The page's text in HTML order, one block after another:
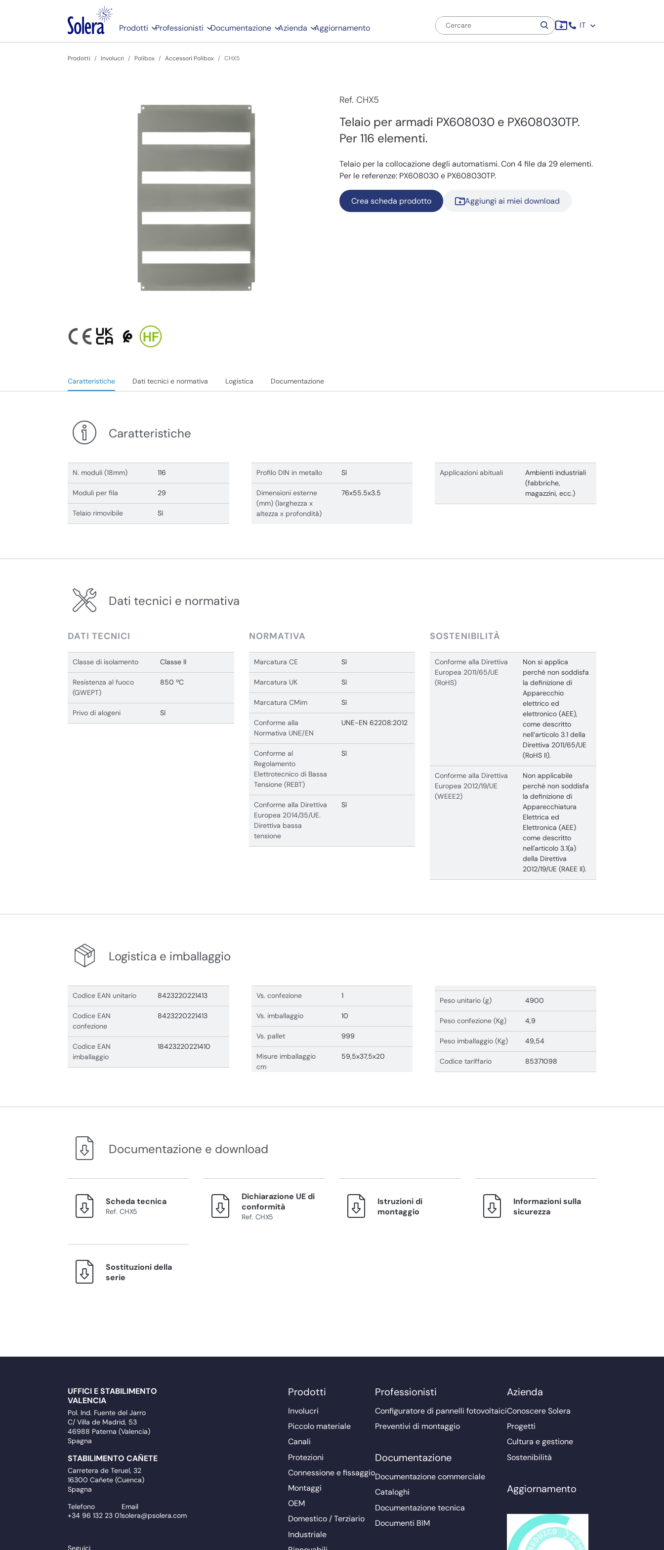
Prodotti Professionisti Documentazione Azienda Aggiornamento IT
Prodotti Involucri Polibox Accessori Polibox CHX5
Ref. CHX5
Telaio per armadi PX608030 e PX608030TP.
Per 116 elementi.
Telaio per la collocazione degli automatismi. Con 4 file da 29 elementi.
Per le referenze: PX608030 e PX608030TP.
Crea scheda prodotto Aggiungi ai miei download
Caratteristiche Dati tecnici e normativa Logistica Documentazione
Caratteristiche
N. moduli (18mm) 116
Moduli per fila 29
Telaio rimovibile Sì
Profilo DIN in metallo Sì
Dimensioni esterne
(mm) (larghezza x
altezza x profondità)
76x55.5x3.5
Applicazioni abituali
Ambienti industriali
(fabbriche,
magazzini, ecc.)
Dati tecnici e normativa
DATI TECNICI
Classe di isolamento Classe II
Resistenza al fuoco
(GWEPT)
850 ºC
Privo di alogeni Sì
NORMATIVA
Marcatura CE Sì
Marcatura UK Sì
Marcatura CMim Sì
Conforme alla
Normativa UNE/EN
UNE-EN 62208:2012
Conforme al
Regolamento
Elettrotecnico di Bassa
Tensione (REBT)
Sì
Conforme alla Direttiva
Europea 2014/35/UE.
Direttiva bassa
tensione
Sì
SOSTENIBILITÀ
Conforme alla Direttiva
Europea 2011/65/UE
(RoHS)
Non si applica
perché non soddisfa
la definizione di
Apparecchio
elettrico ed
elettronico (AEE),
come descritto
nell’articolo 3.1 della
Direttiva 2011/65/UE
(RoHS II).
Conforme alla Direttiva
Europea 2012/19/UE
(WEEE2)
Non applicabile
perché non soddisfa
la definizione di
Apparecchiatura
Elettrica ed
Elettronica (AEE)
come descritto
nell'articolo 3.1(a)
della Direttiva
2012/19/UE (RAEE II).
Logistica e imballaggio
Codice EAN unitario 8423220221413
Codice EAN
confezione
8423220221413
Codice EAN
imballaggio
18423220221410
Vs. confezione 1
Vs. imballaggio 10
Vs. pallet 999
Misure imballaggio
cm
59,5x37,5x20
Peso unitario (g) 4900
Peso confezione (Kg) 4,9
Peso imballaggio (Kg) 49,54
Codice tariffario 85371098
Documentazione e download
Scheda tecnica
Ref. CHX5
Dichiarazione UE di
conformità
Ref. CHX5
Istruzioni di
montaggio
Informazioni sulla
sicurezza
Sostituzioni della
serie
UFFICI E STABILIMENTO
VALENCIA
Pol. Ind. Fuente del Jarro
C/ Villa de Madrid, 53
46988 Paterna (Valencia)
Spagna
STABILIMENTO CAÑETE
Carretera de Teruel, 32
16300 Cañete (Cuenca)
Spagna
Telefono
+34 96 132 23 01
Email
solera@psolera.com
Seguici
Prodotti
Involucri
Piccolo materiale
Canali
Protezioni
Connessione e fissaggio
Montaggi
OEM
Domestico / Terziario
Industriale
Professionisti
Configuratore di pannelli fotovoltaici
Preventivi di montaggio
Documentazione
Documentazione commerciale
Cataloghi
Documentazione tecnica
Documenti BIM
Azienda
Conoscere Solera
Progetti
Cultura e gestione
Sostenibilità
Aggiornamento